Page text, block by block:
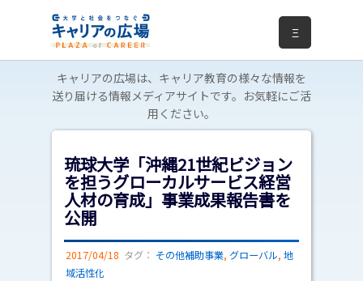
Ξ
キャリアの広場は、キャリア教育の様々な情報を
送り届ける情報メディアサイトです。お気軽にご活
用ください。
琉球大学「沖縄21世紀ビジョン
を担うグローカルサービス経営
人材の育成」事業成果報告書を
公開
2017/04/18 タグ： その他補助事業, グローバル, 地
域活性化